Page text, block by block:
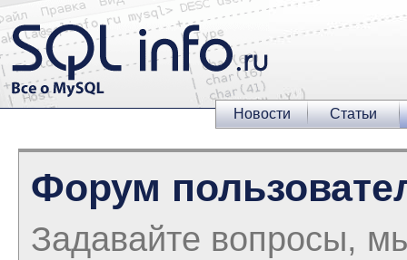
Новости Статьи
Форум
Задавайте вопросы,